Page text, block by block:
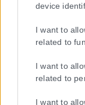
device
I want to
related to
I want to
related to
I want to
Μοναδικός αριθμός
ΤΑ